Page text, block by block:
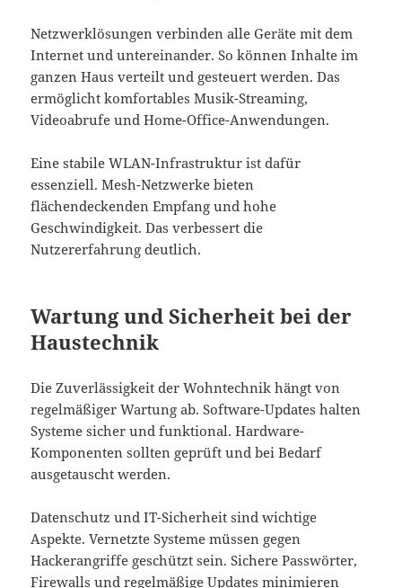
Netzwerklösungen verbinden alle Geräte mit dem
Internet und untereinander. So können Inhalte im
ganzen Haus verteilt und gesteuert werden. Das
ermöglicht komfortables Musik-Streaming,
Videoabrufe und Home-Office-Anwendungen.
Eine stabile WLAN-Infrastruktur ist dafür
essenziell. Mesh-Netzwerke bieten
flächendeckenden Empfang und hohe
Geschwindigkeit. Das verbessert die
Nutzererfahrung deutlich.
Wartung und Sicherheit bei der
Haustechnik
Die Zuverlässigkeit der Wohntechnik hängt von
regelmäßiger Wartung ab. Software-Updates halten
Systeme sicher und funktional. Hardware-
Komponenten sollten geprüft und bei Bedarf
ausgetauscht werden.
Datenschutz und IT-Sicherheit sind wichtige
Aspekte. Vernetzte Systeme müssen gegen
Hackerangriffe geschützt sein. Sichere Passwörter,
Firewalls und regelmäßige Updates minimieren